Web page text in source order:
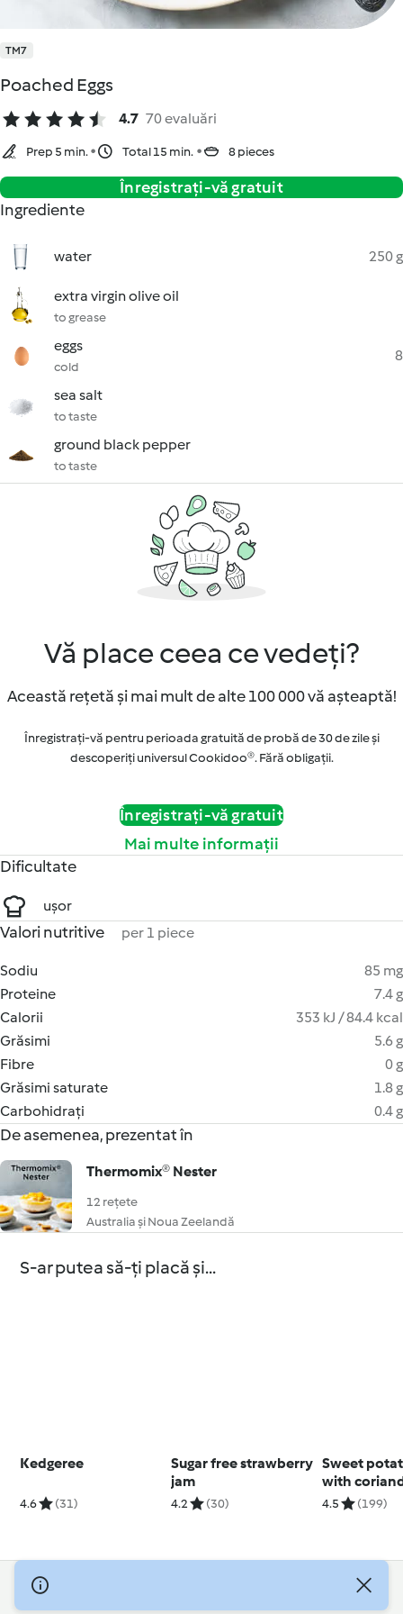
TM7
Poached Eggs
4.7 70 evaluări
Prep 5 min. Total 15 min. 8 pieces
Înregistrați-vă gratuit
Ingrediente
water 250 g
extra virgin olive oil
to grease
eggs
cold
8
sea salt
to taste
ground black pepper
to taste
Vă place ceea ce vedeți?
Această rețetă și mai mult de alte 100 000 vă așteaptă!
Înregistrați-vă pentru perioada gratuită de probă de 30 de zile și
descoperiți universul Cookidoo®. Fără obligaţii.
Înregistrați-vă gratuit
Mai multe informații
Dificultate
ușor
Valori nutritive per 1 piece
Sodiu
85 mg
Proteine
7.4 g
Calorii
353 kJ / 84.4 kcal
Grăsimi
5.6 g
Fibre
0 g
Grăsimi saturate
1.8 g
Carbohidrați
0.4 g
De asemenea, prezentat în
Thermomix® Nester
12 rețete
Australia și Noua Zeelandă
S-ar putea să-ți placă și...
Kedgeree
4.6 (31)
Sugar free strawberry
jam
4.2 (30)
Sweet
with
sauce
4.5 (199)
© Drepturile de autor 2026